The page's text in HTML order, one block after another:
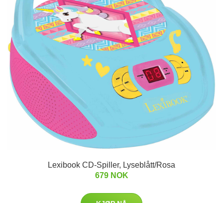
Lexibook CD-Spiller, Lyseblått/Rosa
679 NOK